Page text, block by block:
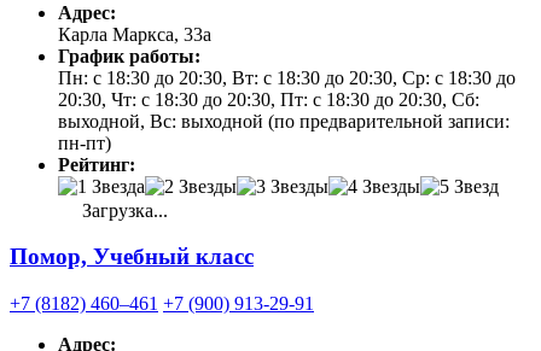
Адрес:
Карла Маркса, 33а
График работы:
Пн: с 18:30 до 20:30, Вт: с 18:30 до 20:30, Ср: с 18:30 до
20:30, Чт: с 18:30 до 20:30, Пт: с 18:30 до 20:30, Сб:
выходной, Вс: выходной (по предварительной записи:
пн-пт)
Рейтинг:
Загрузка...
Помор, Учебный класс
+7 (8182) 460‒461 +7 (900) 913-29-91
Адрес: